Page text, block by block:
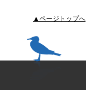
▲ページトップへ